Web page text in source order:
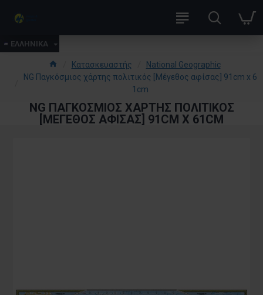
ΕΛΛΗΝΙΚΑ
Κατασκευαστής
National Geographic
NG Παγκόσμιος χάρτης πολιτικός [Mέγεθος αφίσας] 91cm x 6
1cm
NG ΠΑΓΚΌΣΜΙΟΣ ΧΆΡΤΗΣ ΠΟΛΙΤΙΚΌΣ
[MΈΓΕΘΟΣ ΑΦΊΣΑΣ] 91CM X 61CM